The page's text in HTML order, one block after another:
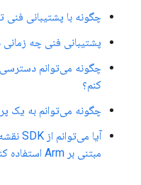
چگونه با پشتیبانی فنی
پشتیبانی فنی چه
چگونه می‌توانم
کنم؟
چگونه می‌توانم به یک
مبتنی بر Arm استفاده کنم؟